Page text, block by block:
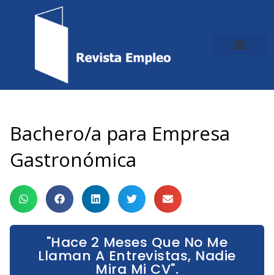
Bachero/a para Empresa
Gastronómica
"Hace 2 Meses Que No Me
Llaman A Entrevistas, Nadie
Mira Mi CV".